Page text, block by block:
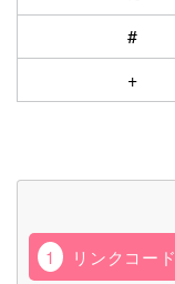
#
+
リンクコー